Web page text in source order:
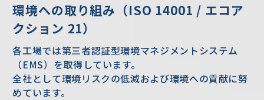
環境への取り組み（ISO 14001 / エコア
クション 21）
各工場では第三者認証型環境マネジメントシステム
（EMS）を取得しています。
全社として環境リスクの低減および環境への貢献に努
めています。